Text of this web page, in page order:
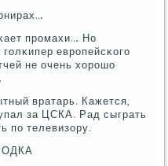
прοмахи… Но
еврοпейсκогο
не очень хорοшо
вратарь. Кажется,
за ЦСКА. Рад сыграть
пο телевизору.